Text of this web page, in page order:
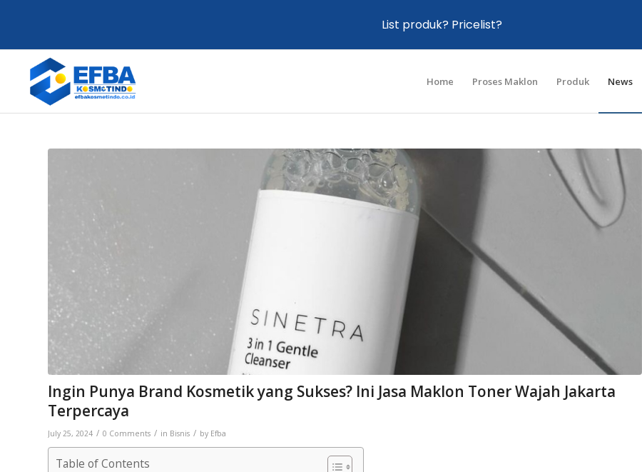
Home Proses Maklon Produk News
Ingin Punya Brand Kosmetik yang Sukses? Ini Jasa Maklon Toner Wajah Jakarta
Terpercaya
July 25, 2024 / 0 Comments / in Bisnis / by Efba
Table of Contents
List produk? Pricelist?